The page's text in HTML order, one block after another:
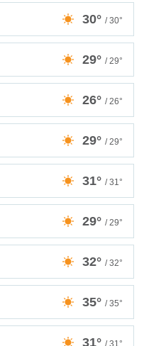
30° / 30°
29° / 29°
26° / 26°
29° / 29°
31° / 31°
29° / 29°
32° / 32°
35° / 35°
31° / 31°